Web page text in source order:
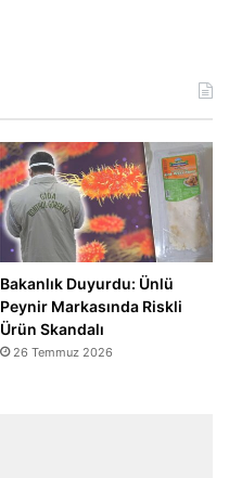
Bakanlık Duyurdu: Ünlü
Peynir Markasında Riskli
Ürün Skandalı
26 Temmuz 2026